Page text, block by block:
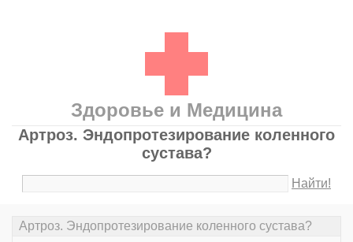
Здоровье и Медицина
Артроз. Эндопротезирование коленного
сустава?
Найти!
Артроз. Эндопротезирование коленного сустава?